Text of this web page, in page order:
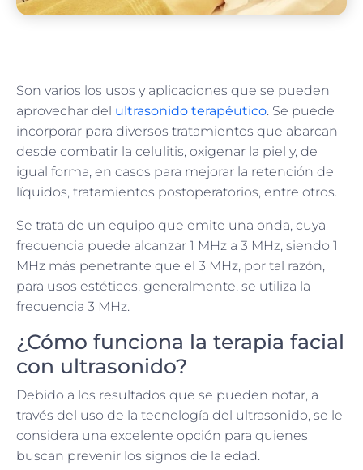
Son varios los usos y aplicaciones que se pueden
aprovechar del ultrasonido terapéutico. Se puede
incorporar para diversos tratamientos que abarcan
desde combatir la celulitis, oxigenar la piel y, de
igual forma, en casos para mejorar la retención de
líquidos, tratamientos postoperatorios, entre otros.
Se trata de un equipo que emite una onda, cuya
frecuencia puede alcanzar 1 MHz a 3 MHz, siendo 1
MHz más penetrante que el 3 MHz, por tal razón,
para usos estéticos, generalmente, se utiliza la
frecuencia 3 MHz.
¿Cómo funciona la terapia facial
con ultrasonido?
Debido a los resultados que se pueden notar, a
través del uso de la tecnología del ultrasonido, se le
considera una excelente opción para quienes
buscan prevenir los signos de la edad.